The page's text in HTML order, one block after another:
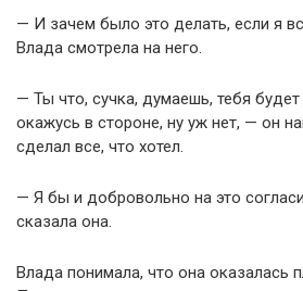
— И зачем было это делать, если я
Влада смотрела на него.
— Ты что, сучка, думаешь, тебя будет
окажусь в стороне, ну уж нет, — он
сделал все, что хотел.
— Я бы и добровольно на это
сказала она.
Влада понимала, что она оказалась